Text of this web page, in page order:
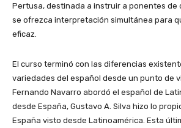
Pertusa, destinada a instruir a ponentes de
se ofrezca interpretación simultánea para
eficaz.
El curso terminó con las diferencias
variedades del español desde un punto de
Fernando Navarro abordó el español de
desde España, Gustavo A. Silva hizo lo
España visto desde Latinoamérica. Esta